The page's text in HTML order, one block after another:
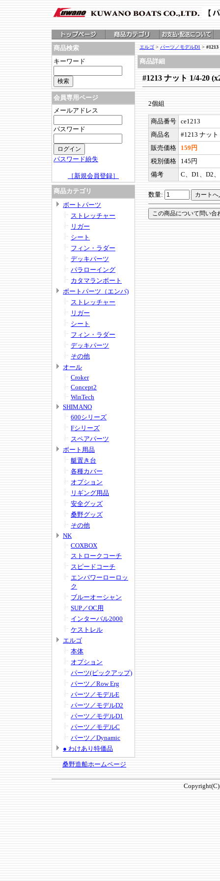
商品検索
キーワード
会員専用ページ
メールアドレス
パスワード
パスワード紛失
［新規会員登録］
商品カテゴリ
ボートパーツ
ストレッチャー
リガー
シート
フィン・ラダー
デッキパーツ
パラローイング
カタマランボート
ボートパーツ（エンパ)
ストレッチャー
リガー
シート
フィン・ラダー
デッキパーツ
その他
オール
Croker
Concept2
WinTech
SHIMANO
600シリーズ
Fシリーズ
スペアパーツ
ボート用品
艇置き台
各種カバー
オプション
リギング用品
安全グッズ
桑野グッズ
その他
NK
COXBOX
ストロークコーチ
スピードコーチ
エンパワーローロッ
ク
ブルーオーシャン
SUP／OC用
インターバル2000
ケストレル
エルゴ
本体
オプション
パーツ(ピックアップ)
パーツ／Row Erg
パーツ／モデルE
パーツ／モデルD2
パーツ／モデルD1
パーツ／モデルC
パーツ／Dynamic
● わけあり特価品
桑野造船ホームページ
エルゴ > パーツ／モデルD1 >
商品詳細
#1213 ナット 1/4-20
2個組
商品番号 ce1213
商品名
#1213 ナッ
販売価格
159円
税別価格
145円
備考
C、D1、D2
数量: